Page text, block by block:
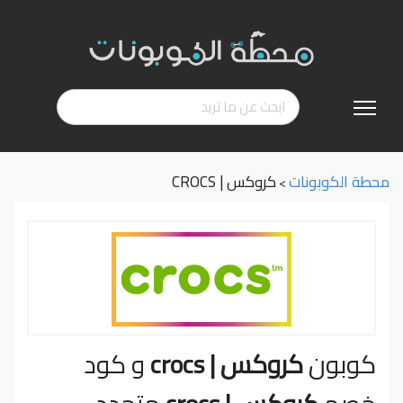
إلى
محطة الكوبونات>كروكس | CROCS
كوبونكروكس | crocs
و كود